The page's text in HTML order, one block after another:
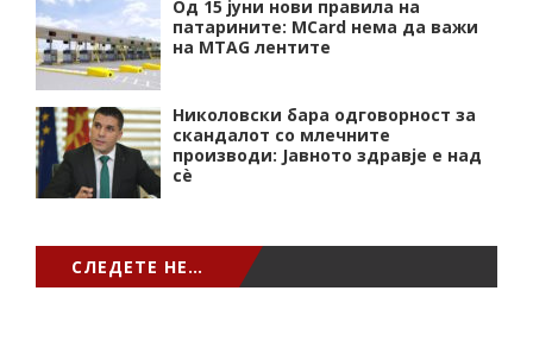
Од 15 јуни нови правила на
патарините: MCard нема да важи
на MTAG лентите
Николовски бара одговорност за
скандалот со млечните
производи: Јавното здравје е над
сѐ
СЛЕДЕТЕ НЕ…